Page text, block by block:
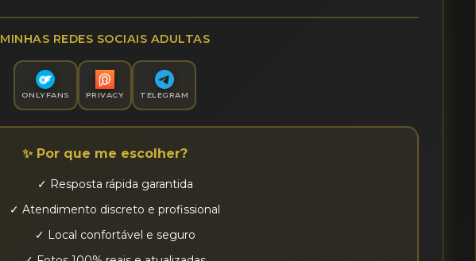
MINHAS REDES SOCIAIS ADULTAS
ONLYFANS PRIVACY TELEGRAM
✨ Por que me escolher?
✓ Resposta rápida garantida
✓ Atendimento discreto e profissional
✓ Local confortável e seguro